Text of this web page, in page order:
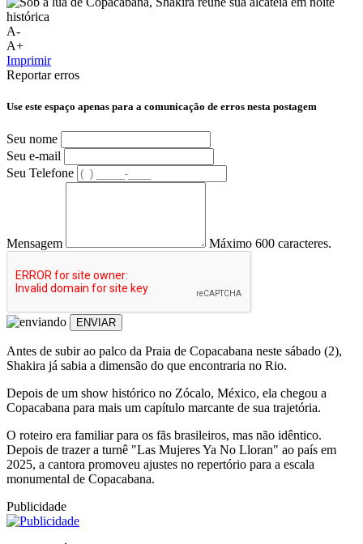
A-
A+
Imprimir
Reportar erros
Use este espaço apenas para a comunicação de erros nesta postagem
Seu nome
Seu e-mail
Seu Telefone
Mensagem Máximo 600 caracteres.
ENVIAR
Antes de subir ao palco da Praia de Copacabana neste sábado (2),
Shakira já sabia a dimensão do que encontraria no Rio.
Depois de um show histórico no Zócalo, México, ela chegou a
Copacabana para mais um capítulo marcante de sua trajetória.
O roteiro era familiar para os fãs brasileiros, mas não idêntico.
Depois de trazer a turnê "Las Mujeres Ya No Lloran" ao país em
2025, a cantora promoveu ajustes no repertório para a escala
monumental de Copacabana.
Publicidade